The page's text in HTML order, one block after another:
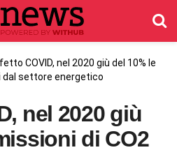
COVID, nel 2020 giù del 10% le
dal settore energetico
nel 2020 giù
di CO2